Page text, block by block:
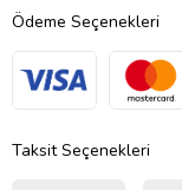
Ödeme Seçenekleri
Taksit Seçenekleri